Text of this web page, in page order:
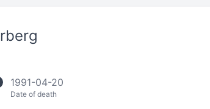
1991-04-20
Date of death